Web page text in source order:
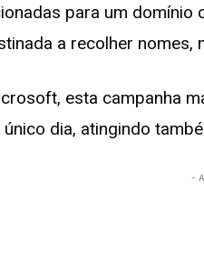
para um
a recolher
esta campanha
dia, atingindo
-